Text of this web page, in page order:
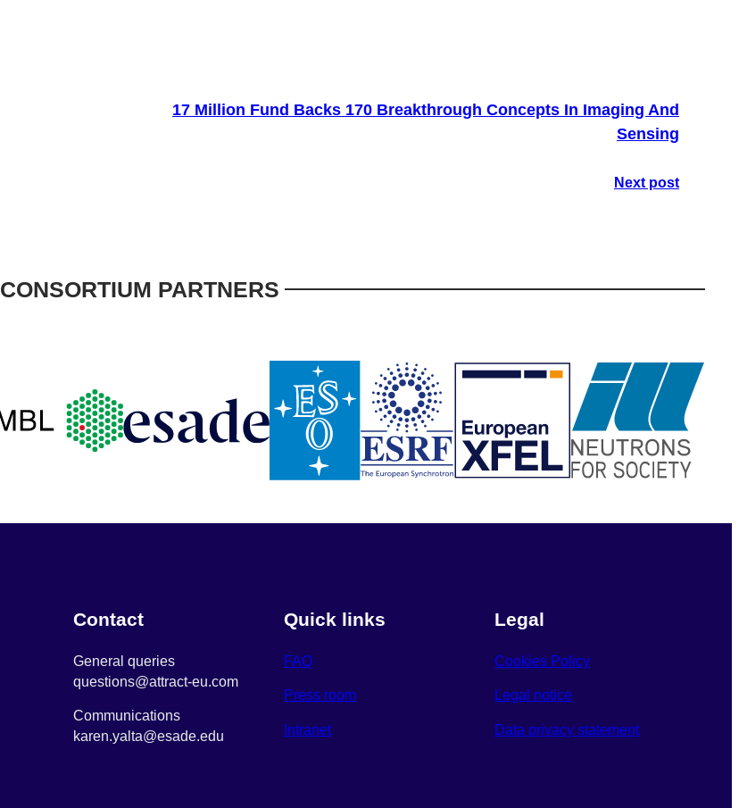
17 Million Fund Backs 170 Breakthrough Concepts In Imaging And
Sensing
Next post
CONSORTIUM PARTNERS
Contact
General queries
questions@attract-eu.com
Communications
karen.yalta@esade.edu
Quick links
FAQ
Press room
Intranet
Legal
Cookies Policy
Legal notice
Data privacy statement